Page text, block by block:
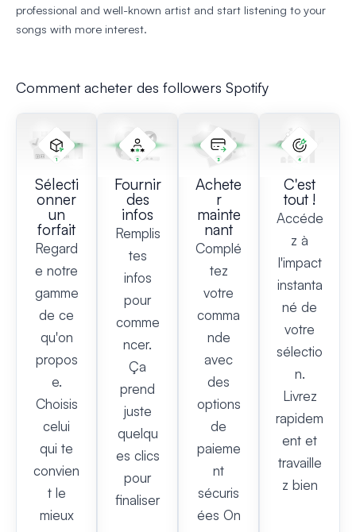
professional and well-known artist and start listening to your
songs with more interest.
Comment acheter des followers Spotify
Sélecti
onner
un
forfait
Regard
e notre
gamme
de ce
qu'on
propos
e.
Choisis
celui
qui te
convien
t le
mieux
Fournir
des
infos
Remplis
tes
infos
pour
comme
ncer.
Ça
prend
juste
quelqu
es clics
pour
finaliser
Achete
r
mainte
nant
Complé
tez
votre
comma
nde
avec
des
options
de
paieme
nt
sécuris
ées On
C'est
tout !
Accéde
z à
l'impact
instanta
né de
votre
sélectio
n.
Livrez
rapidem
ent et
travaille
z bien